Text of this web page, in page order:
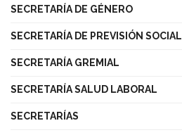
SECRETARÍA DE GÉNERO
SECRETARÍA DE PREVISIÓN SOCIAL
SECRETARÍA GREMIAL
SECRETARÍA SALUD LABORAL
SECRETARÍAS